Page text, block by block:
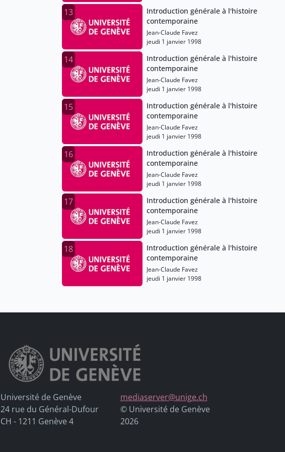
13
Introduction générale à l'histoire
contemporaine
Jean-Claude Favez
jeudi 1 janvier 1998
14
Introduction générale à l'histoire
contemporaine
Jean-Claude Favez
jeudi 1 janvier 1998
15
Introduction générale à l'histoire
contemporaine
Jean-Claude Favez
jeudi 1 janvier 1998
16
Introduction générale à l'histoire
contemporaine
Jean-Claude Favez
jeudi 1 janvier 1998
17
Introduction générale à l'histoire
contemporaine
Jean-Claude Favez
jeudi 1 janvier 1998
18
Introduction générale à l'histoire
contemporaine
Jean-Claude Favez
jeudi 1 janvier 1998
Université de Genève
24 rue du Général-Dufour
CH - 1211 Genève 4
mediaserver@unige.ch
© Université de Genève
2026